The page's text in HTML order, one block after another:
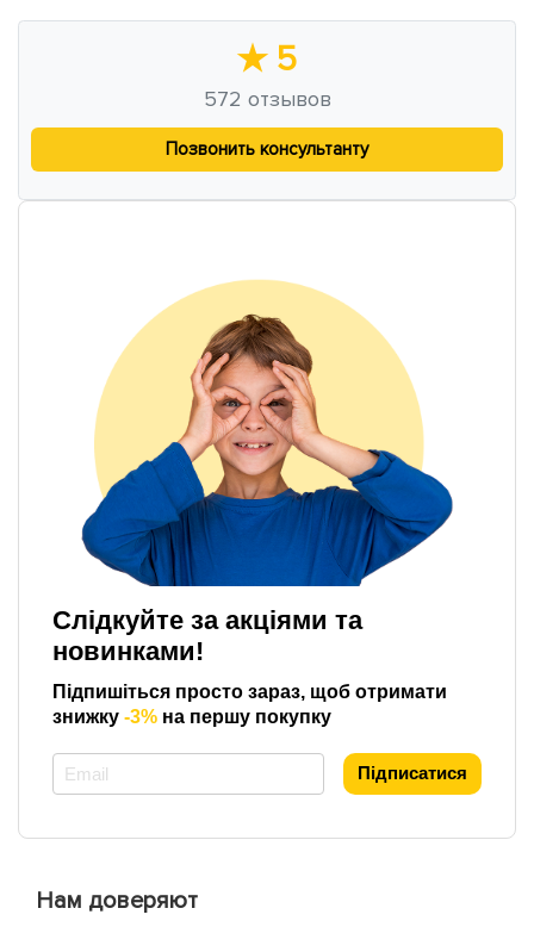
★ 5
572 отзывов
Позвонить консультанту
Слідкуйте за акціями та
новинками!
Підпишіться просто зараз, щоб отримати
знижку -3% на першу покупку
Підписатися
Нам доверяют